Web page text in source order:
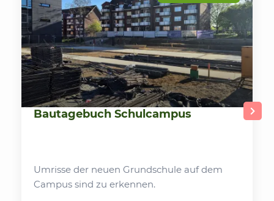
Bautagebuch Schulcampus
Umrisse der neuen Grundschule auf dem
Campus sind zu erkennen.